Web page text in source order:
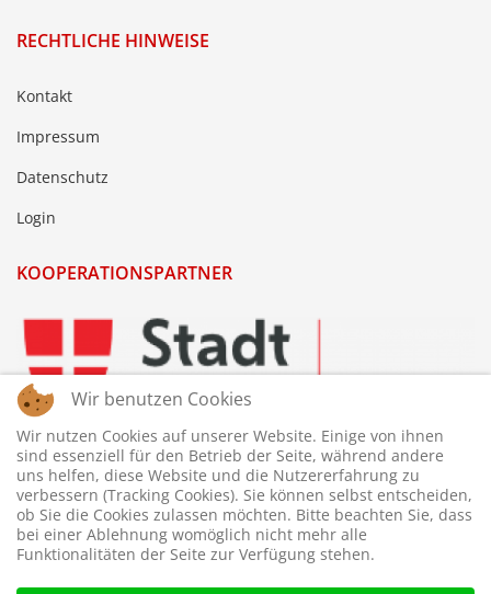
RECHTLICHE HINWEISE
Kontakt
Impressum
Datenschutz
Login
KOOPERATIONSPARTNER
Wir benutzen Cookies
Wir nutzen Cookies auf unserer Website. Einige von ihnen
sind essenziell für den Betrieb der Seite, während andere
uns helfen, diese Website und die Nutzererfahrung zu
verbessern (Tracking Cookies). Sie können selbst entscheiden,
ob Sie die Cookies zulassen möchten. Bitte beachten Sie, dass
bei einer Ablehnung womöglich nicht mehr alle
Funktionalitäten der Seite zur Verfügung stehen.